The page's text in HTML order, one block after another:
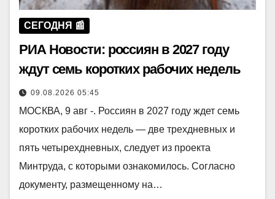
СЕГОДНЯ 📰
РИА Новости: россиян в 2027 году
ждут семь коротких рабочих недель
09.08.2026 05:45
МОСКВА, 9 авг -. Россиян в 2027 году ждет семь
коротких рабочих недель — две трехдневных и
пять четырехдневных, следует из проекта
Минтруда, с которыми ознакомилось. Согласно
документу, размещенному на…